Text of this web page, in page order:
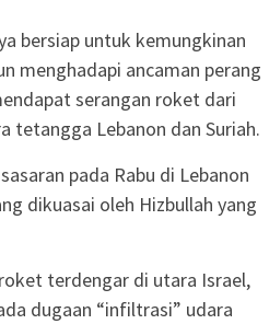
bersiap untuk kemungkinan
menghadapi ancaman perang
serangan roket dari
tetangga Lebanon dan Suriah.
pada Rabu di Lebanon
dikuasai oleh Hizbullah yang
terdengar di utara Israel,
dugaan “infiltrasi” udara